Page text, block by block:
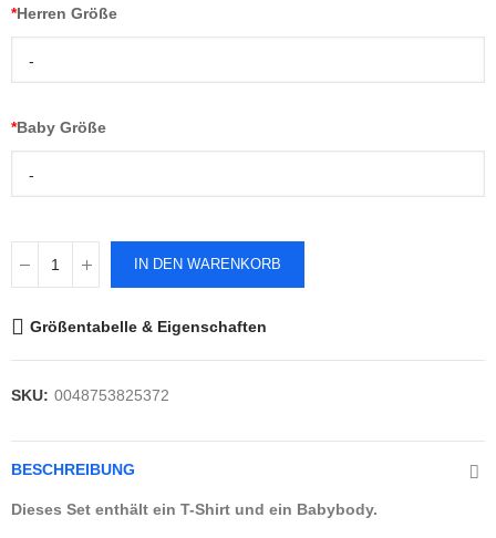
*Herren Größe
-
*Baby Größe
-
IN DEN WARENKORB
Größentabelle & Eigenschaften
SKU: 0048753825372
BESCHREIBUNG
Dieses Set enthält ein T-Shirt und ein Babybody.